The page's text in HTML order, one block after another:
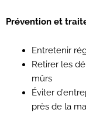
Prévention et
Entretenir
Retirer les
mûrs
Éviter
près de la